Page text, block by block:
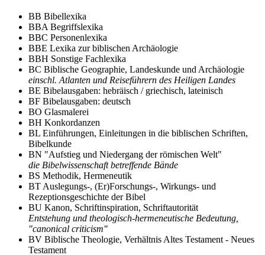
BB Bibellexika
BBA Begriffslexika
BBC Personenlexika
BBE Lexika zur biblischen Archäologie
BBH Sonstige Fachlexika
BC Biblische Geographie, Landeskunde und Archäologie
einschl. Atlanten und Reiseführern des Heiligen Landes
BE Bibelausgaben: hebräisch / griechisch, lateinisch
BF Bibelausgaben: deutsch
BO Glasmalerei
BH Konkordanzen
BL Einführungen, Einleitungen in die biblischen Schriften,
Bibelkunde
BN "Aufstieg und Niedergang der römischen Welt"
die Bibelwissenschaft betreffende Bände
BS Methodik, Hermeneutik
BT Auslegungs-, (Er)Forschungs-, Wirkungs- und
Rezeptionsgeschichte der Bibel
BU Kanon, Schriftinspiration, Schriftautorität
Entstehung und theologisch-hermeneutische Bedeutung,
"canonical criticism"
BV Biblische Theologie, Verhältnis Altes Testament - Neues
Testament